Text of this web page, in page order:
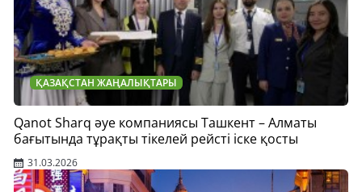
ҚАЗАҚСТАН ЖАҢАЛЫҚТАРЫ
Qanot Sharq әуе компаниясы Ташкент – Алматы
бағытында тұрақты тікелей рейсті іске қосты
31.03.2026